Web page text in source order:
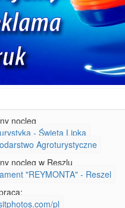
nocleg
- Święta Lipka
Agroturystyczne
nocleg w Reszlu
"REYMONTA" - Reszel
pl